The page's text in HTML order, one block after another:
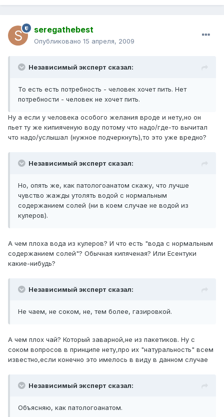
seregathebest
Опубликовано 15 апреля, 2009
Независимый эксперт сказал:
То есть есть потребность - человек хочет пить. Нет
потребности - человек не хочет пить.
Ну а если у человека особого желания вроде и нету,но он
пьет ту же кипияченую воду потому что надо/где-то вычитал
что надо/услышал (нужное подчеркнуть),то это уже вредно?
Независимый эксперт сказал:
Но, опять же, как патологоанатом скажу, что лучше
чувство жажды утолять водой с нормальным
содержанием солей (ни в коем случае не водой из
кулеров).
А чем плоха вода из кулеров? И что есть "вода с нормальным
содержанием солей"? Обычная кипяченая? Или Есентуки
какие-нибудь?
Независимый эксперт сказал:
Не чаем, не соком, не, тем более, газировкой.
А чем плох чай? Который заварной,не из пакетиков. Ну с
соком вопросов в принципе нету,про их "натуральность" всем
известно,если конечно это имелось в виду в данном случае
Независимый эксперт сказал:
Объясняю, как патологоанатом.